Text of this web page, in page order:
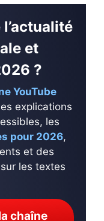
et
?
YouTube
explications
les
pour 2026,
et des
les textes
chaîne